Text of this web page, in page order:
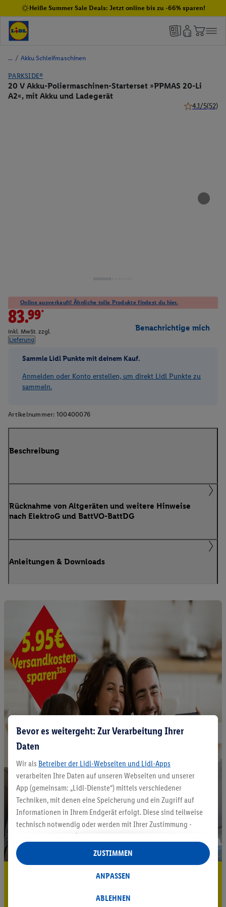
Heiße Summer Sale Deals: Jetzt online bis zu -66% sparen!
/ Akku Schleifmaschinen
PARKSIDE®
20 V Akku-Poliermaschinen-Starterset »PPMAS 20-Li
A2«, mit Akku und Ladegerät
4.1/5(52)
Online ausverkauft! Ähnliche tolle Produkte findest du hier.
83.99*
inkl. MwSt. zzgl.
Lieferung
Benachrichtige mich
Sammle Lidl Punkte mit deinem Kauf.
Anmelden oder Konto erstellen, um direkt Lidl Punkte zu
sammeln.
Artikelnummer: 100400076
Beschreibung
Rücknahme von Altgeräten und weitere Hinweise
nach ElektroG und BattVO-BattDG
Anleitungen & Downloads
5.95 € Versand sparen³²ᵃ
Jetzt zum Newsletter anmelden
Bevor es weitergeht: Zur Verarbeitung Ihrer
Daten
Wir als Betreiber der Lidl-Webseiten und Lidl-Apps
verarbeiten Ihre Daten auf unseren Webseiten und unserer
App (gemeinsam: „Lidl-Dienste“) mittels verschiedener
Techniken, mit denen eine Speicherung und ein Zugriff auf
Informationen in Ihrem Endgerät erfolgt. Diese sind teilweise
technisch notwendig oder werden mit Ihrer Zustimmung -
auch durch Partner (u.a.
Verantwortliche; im Zusammenhang mit dem IAB TCF
insgesamt
Statistik-Erstellung oder für personalisierte Werbung
Datenverarbeitungen für personalisierte Werbung werden
ABLEHNEN
ANPASSEN
ZUSTIMMEN